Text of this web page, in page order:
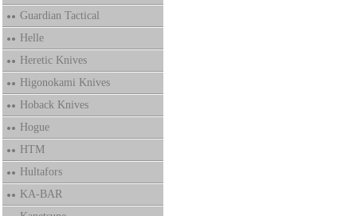
Guardian Tactical
Helle
Heretic Knives
Higonokami Knives
Hoback Knives
Hogue
HTM
Hultafors
KA-BAR